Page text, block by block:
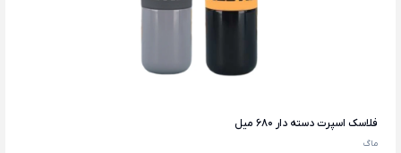
فلاسک اسپرت دسته دار 680 میل
ماگ